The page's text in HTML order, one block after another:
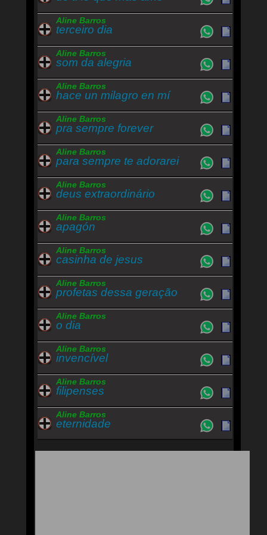
Aline Barros
terceiro dia
Aline Barros
som da alegria
Aline Barros
hace un milagro en mí
Aline Barros
pra sempre forever
Aline Barros
para sempre te adorarei
Aline Barros
deus extraordinário
Aline Barros
apagón
Aline Barros
casinha de jesus
Aline Barros
profetas dessa geração
Aline Barros
o dia
Aline Barros
invencível
Aline Barros
filipenses
Aline Barros
eternidade